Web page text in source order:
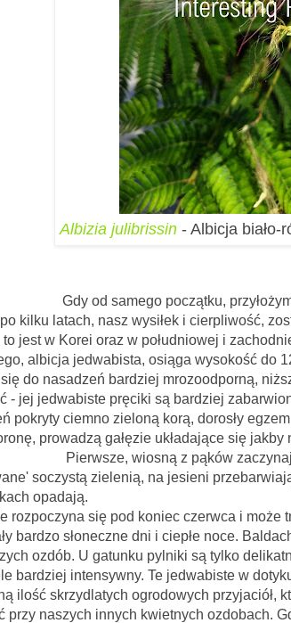
Albizia julibrissin - Albicja biało-
samego początku, przyłożymy się
kilku latach, nasz wysiłek i cierpliwość,
to jest w Korei oraz w południowej i
albicja jedwabista, osiąga wysokość do
do nasadzeń bardziej mrozoodporną,
- jej jedwabiste pręciki są bardziej
pokryty ciemno zieloną korą, dorosły
prowadzą gałęzie układające się jakby
wiosną z pąków zaczynają
soczystą zielenią, na jesieni
opadają.
rozpoczyna się pod koniec czerwca i może
bardzo słoneczne dni i ciepłe noce.
ozdób. U gatunku pylniki są tylko
bardziej intensywny. Te jedwabiste w
ilość skrzydlatych ogrodowych przyjaciół,
przy naszych innych kwietnych ozdobach.